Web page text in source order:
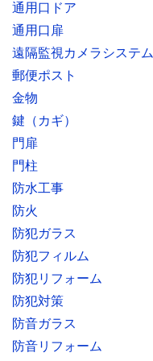
通用口ドア
通用口扉
遠隔監視カメラシステム
郵便ポスト
金物
鍵（カギ）
門扉
門柱
防水工事
防火
防犯ガラス
防犯フィルム
防犯リフォーム
防犯対策
防音ガラス
防音リフォーム